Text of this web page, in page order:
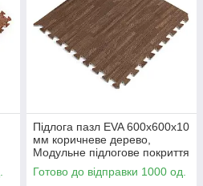
Підлога пазл EVA 600х600х10
мм коричневе дерево,
Модульне підлогове покриття
для дому та залу
Готово до відправки 1000 од.